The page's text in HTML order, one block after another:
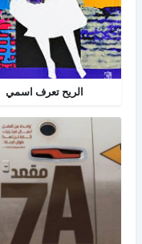
الريح تعرف اسمي